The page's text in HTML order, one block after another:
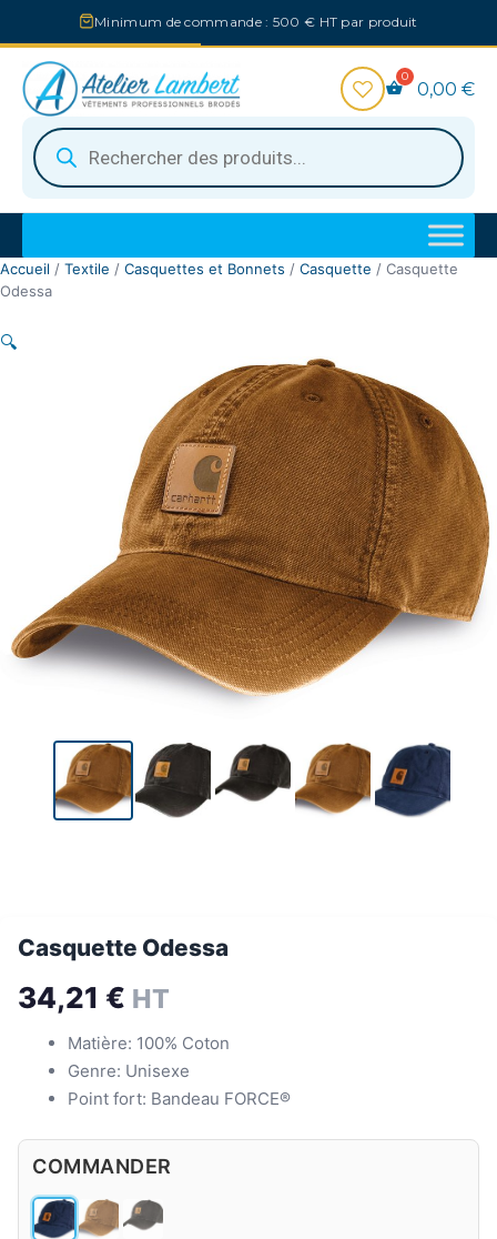
au
contenu
Minimum de commande : 500 € HT par produit
Recherche
de
produits
0,00 €
Accueil / Textile / Casquettes et Bonnets / Casquette / Casquette
Odessa
🔍
Casquette Odessa
34,21 € HT
Matière: 100% Coton
Genre: Unisexe
Point fort: Bandeau FORCE®
COMMANDER